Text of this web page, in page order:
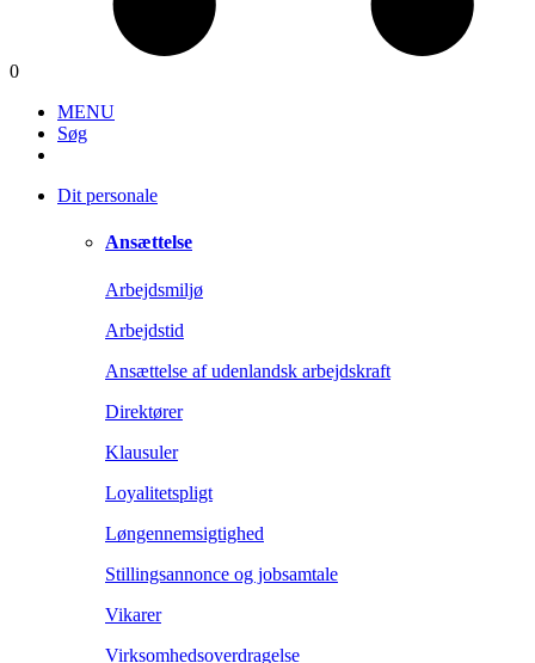
0
MENU
Søg
Dit personale
Ansættelse
Arbejdsmiljø
Arbejdstid
Ansættelse af udenlandsk arbejdskraft
Direktører
Klausuler
Loyalitetspligt
Løngennemsigtighed
Stillingsannonce og jobsamtale
Vikarer
Virksomhedsoverdragelse